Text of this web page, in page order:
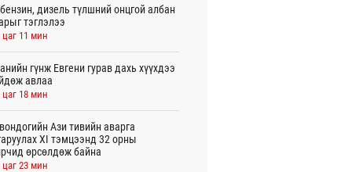
дизель түлшний онцгой албан
тэглэлээ
цаг 11 мин
гүнж Евгени гурав дахь хүүхдээ
авлаа
цаг 18 мин
Ази тивийн аварга
XI тэмцээнд 32 орны
өрсөлдөж байна
цаг 23 мин